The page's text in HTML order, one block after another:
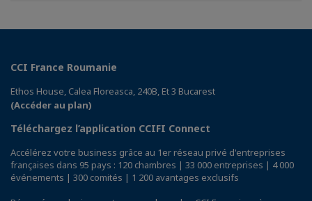
CCI France Roumanie
Ethos House, Calea Floreasca, 240B, Et 3 Bucarest
(Accéder au plan)
Téléchargez l’application CCIFI Connect
Accélérez votre business grâce au 1er réseau privé d'entreprises
françaises dans 95 pays : 120 chambres | 33 000 entreprises | 4 000
événements | 300 comités | 1 200 avantages exclusifs